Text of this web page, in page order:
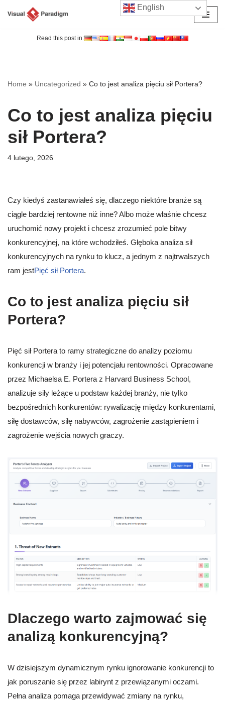
Read this post in:
Home » Uncategorized » Co to jest analiza pięciu sił Portera?
Co to jest analiza pięciu
sił Portera?
4 lutego, 2026
Czy kiedyś zastanawiałeś się, dlaczego niektóre branże są
ciągle bardziej rentowne niż inne? Albo może właśnie chcesz
uruchomić nowy projekt i chcesz zrozumieć pole bitwy
konkurencyjnej, na które wchodziłeś. Głęboka analiza sił
konkurencyjnych na rynku to klucz, a jednym z najtrwalszych
ram jestPięć sił Portera.
Co to jest analiza pięciu sił
Portera?
Pięć sił Portera to ramy strategiczne do analizy poziomu
konkurencji w branży i jej potencjału rentowności. Opracowane
przez Michaelsa E. Portera z Harvard Business School,
analizuje siły leżące u podstaw każdej branży, nie tylko
bezpośrednich konkurentów: rywalizację między konkurentami,
siłę dostawców, siłę nabywców, zagrożenie zastąpieniem i
zagrożenie wejścia nowych graczy.
Dlaczego warto zajmować się
analizą konkurencyjną?
W dzisiejszym dynamicznym rynku ignorowanie konkurencji to
jak poruszanie się przez labirynt z przewiązanymi oczami.
Pełna analiza pomaga przewidywać zmiany na rynku,
English